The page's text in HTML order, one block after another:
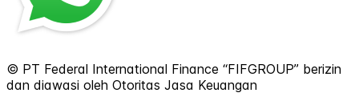
© PT Federal International Finance “FIFGROUP” berizin
dan diawasi oleh Otoritas Jasa Keuangan